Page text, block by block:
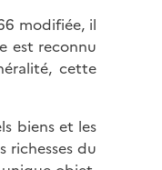
modifiée, il
est reconnu
cette
biens et les
richesses du